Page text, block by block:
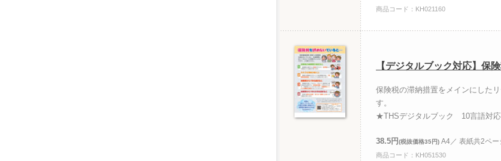
商品コード：KH021160
【デジタルブック対応】保
保険税の滞納措置をメインにした
す。
★THSデジタルブック 10言語対応
38.5円(税抜価格35円) A4／ 表紙共2ペー
商品コード：KH051530